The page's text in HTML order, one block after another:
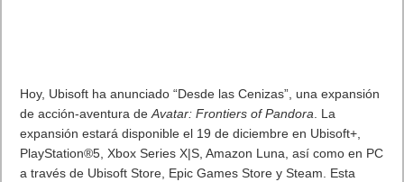
Hoy, Ubisoft ha anunciado “Desde las Cenizas”, una expansión
de acción-aventura deAvatar: Frontiers of Pandora . La
expansión estará disponible el 19 de diciembre en Ubisoft+,
PlayStation®5, Xbox Series X|S, Amazon Luna, así como en PC
a través de Ubisoft Store, Epic Games Store y Steam. Esta